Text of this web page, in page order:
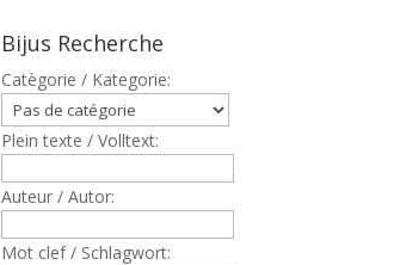
Bijus Recherche
Catègorie / Kategorie:
Plein texte / Volltext:
Auteur / Autor:
Mot clef / Schlagwort: